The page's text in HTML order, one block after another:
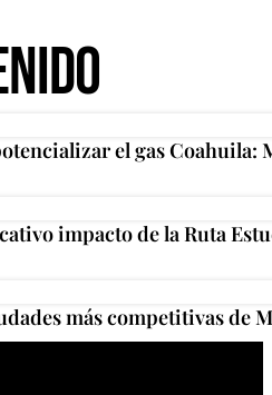
el gas Coahuila:
impacto de la Ruta
más competitivas de